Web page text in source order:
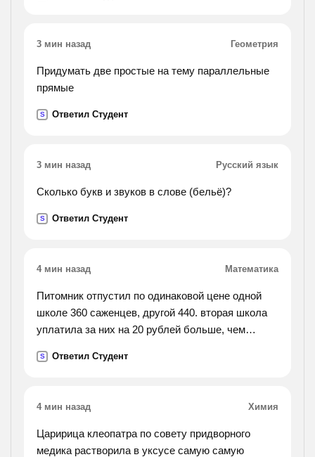
3 мин назад Геометрия
Придумать две простые на тему параллельные
прямые
S Ответил Студент
3 мин назад Русский язык
Сколько букв и звуков в слове (бельё)?
S Ответил Студент
4 мин назад Математика
Питомник отпустил по одинаковой цене одной
школе 360 саженцев, другой 440. вторая школа
уплатила за них на 20 рублей больше, чем
школа?
S Ответил Студент
4 мин назад Химия
Царирица клеопатра по совету придворного
медика растворила в уксусе самую самую